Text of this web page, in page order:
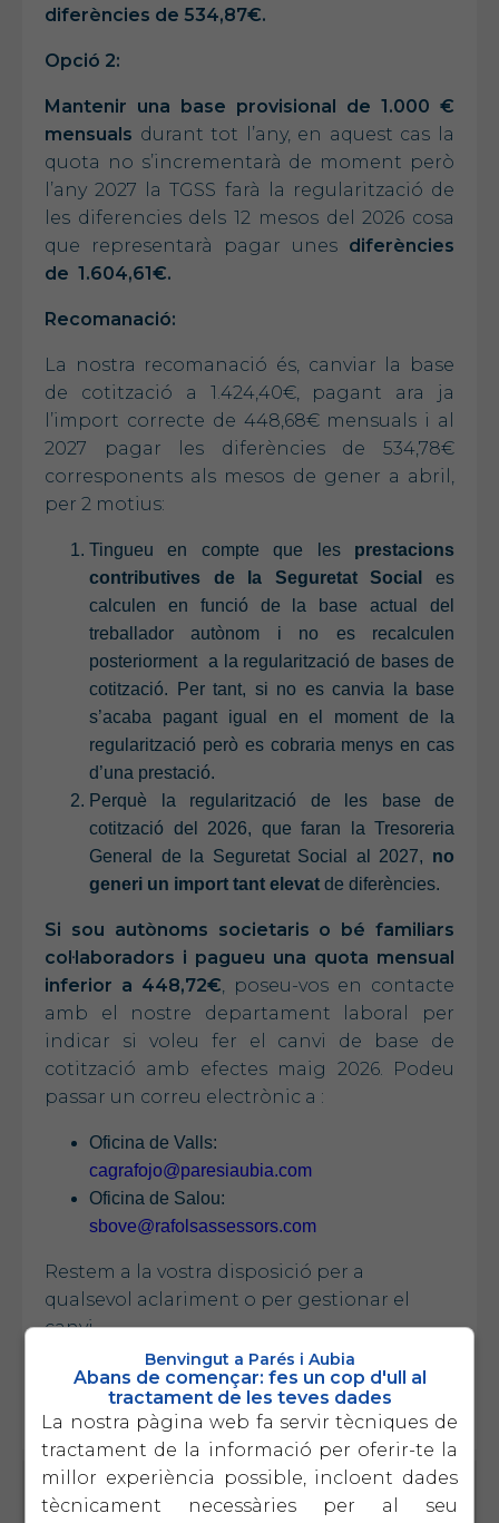
diferències de 534,87€.
Opció 2:
Mantenir una base provisional de 1.000 €
mensuals durant tot l’any, en aquest cas la
quota no s’incrementarà de moment però
l’any 2027 la TGSS farà la regularització de
les diferencies dels 12 mesos del 2026 cosa
que representarà pagar unes diferències
de 1.604,61€.
Recomanació:
La nostra recomanació és, canviar la base
de cotització a 1.424,40€, pagant ara ja
l’import correcte de 448,68€ mensuals i al
2027 pagar les diferències de 534,78€
corresponents als mesos de gener a abril,
per 2 motius:
Tingueu en compte que les prestacions
contributives de la Seguretat Social
es
calculen en funció de la base actual del
treballador autònom i no es recalculen
posteriorment a la regularització de bases de
cotització. Per tant, si no es canvia la base
s’acaba pagant igual en el moment de la
regularització però es cobraria menys en cas
d’una prestació.
Perquè la regularització de les base de
cotització del 2026, que faran la Tresoreria
General de la Seguretat Social al 2027, no
generi un import tant elevat de diferències.
Si sou autònoms societaris o bé familiars
col·laboradors i pagueu una quota mensual
inferior a 448,72€, poseu-vos en contacte
amb el nostre departament laboral per
indicar si voleu fer el canvi de base de
cotització amb efectes maig 2026. Podeu
passar un correu electrònic a :
Oficina de Valls:
cagrafojo@paresiaubia.com
Oficina de Salou:
sbove@rafolsassessors.com
Restem a la vostra disposició per a
qualsevol aclariment o per gestionar el
canvi.
Atentament,
CIRCULARS RELACIONADES
Benvingut a Parés i Aubia
Abans de començar: fes un cop d'ull al
tractament de les teves dades
La nostra pàgina web fa servir tècniques de
tractament de la informació per oferir-te la
millor experiència possible, incloent dades
tècnicament necessàries per al seu